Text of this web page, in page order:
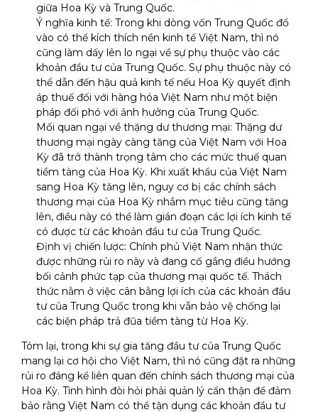
giữa Hoa Kỳ và Trung Quốc.
Ý nghĩa kinh tế: Trong khi dòng vốn Trung Quốc đổ
vào có thể kích thích nền kinh tế Việt Nam, thì nó
cũng làm dấy lên lo ngại về sự phụ thuộc vào các
khoản đầu tư của Trung Quốc. Sự phụ thuộc này có
thể dẫn đến hậu quả kinh tế nếu Hoa Kỳ quyết định
áp thuế đối với hàng hóa Việt Nam như một biện
pháp đối phó với ảnh hưởng của Trung Quốc.
Mối quan ngại về thặng dư thương mại: Thặng dư
thương mại ngày càng tăng của Việt Nam với Hoa
Kỳ đã trở thành trọng tâm cho các mức thuế quan
tiềm tàng của Hoa Kỳ. Khi xuất khẩu của Việt Nam
sang Hoa Kỳ tăng lên, nguy cơ bị các chính sách
thương mại của Hoa Kỳ nhắm mục tiêu cũng tăng
lên, điều này có thể làm gián đoạn các lợi ích kinh tế
có được từ các khoản đầu tư của Trung Quốc.
Định vị chiến lược: Chính phủ Việt Nam nhận thức
được những rủi ro này và đang cố gắng điều hướng
bối cảnh phức tạp của thương mại quốc tế. Thách
thức nằm ở việc cân bằng lợi ích của các khoản đầu
tư của Trung Quốc trong khi vẫn bảo vệ chống lại
các biện pháp trả đũa tiềm tàng từ Hoa Kỳ.
Tóm lại, trong khi sự gia tăng đầu tư của Trung Quốc
mang lại cơ hội cho Việt Nam, thì nó cũng đặt ra những
rủi ro đáng kể liên quan đến chính sách thương mại của
Hoa Kỳ. Tình hình đòi hỏi phải quản lý cẩn thận để đảm
bảo rằng Việt Nam có thể tận dụng các khoản đầu tư